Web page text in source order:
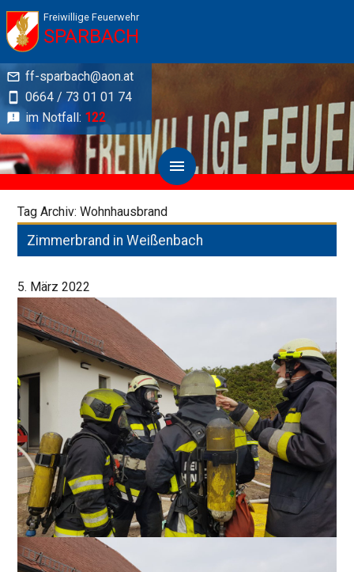
Freiwillige Feuerwehr
SPARBACH
ff-sparbach@aon.at
0664 / 73 01 01 74
im Notfall: 122
Tag Archiv: Wohnhausbrand
Zimmerbrand in Weißenbach
5. März 2022